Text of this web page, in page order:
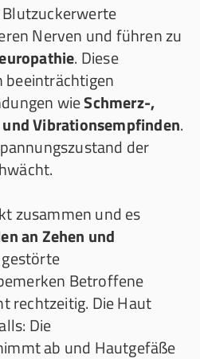
Nerven und führen zu
. Diese
beeinträchtigen
wieSchmerz-,
Vibrationsempfinden.
der
zusammen und es
an Zehen und
Betroffene
rechtzeitig. Die Haut
Die
ab und Hautgefäße